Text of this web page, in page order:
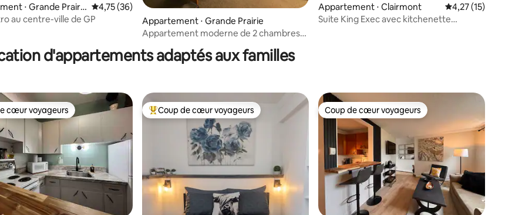
la base de 33 commentaires : 4,67 sur 5
⋅ Grande Prairi
Évaluation moyenne sur la base de 36 commentaires : 4,75 sur 5
4,75 (36)
au centre-ville de GP
Appartement ⋅ Grande Prairie
Appartement moderne de 2 chambres
restaurants
Appartement ⋅ Clairmont Évaluation moyenne
4,27 (15)
Suite King Exec avec kitchenette
d'appartements adaptés aux familles
cœur voyageurs
cœur voyageurs Coups de cœur voyageurs les plus appréciés
Coup de cœur voyageurs Coup de cœur voyageurs
Coup de cœur voyageurs